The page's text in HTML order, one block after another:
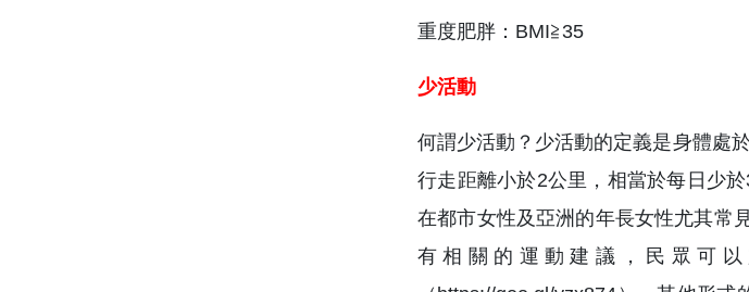
重度肥胖：BMI≧35
少活動
何謂少活動？少活動的定義是身體處
行走距離小於2公里，相當於每日少
在都市女性及亞洲的年長女性尤其常
有相關的運動建議，民眾可